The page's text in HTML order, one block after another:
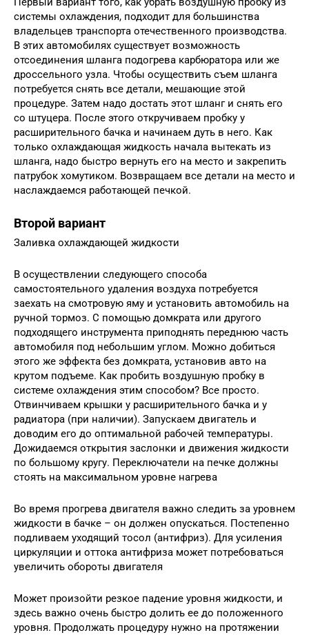
системы охлаждения, подходит для большинства
владельцев транспорта отечественного производства.
В этих автомобилях существует возможность
отсоединения шланга подогрева карбюратора или же
дроссельного узла. Чтобы осуществить съем шланга
потребуется снять все детали, мешающие этой
процедуре. Затем надо достать этот шланг и снять его
со штуцера. После этого откручиваем пробку у
расширительного бачка и начинаем дуть в него. Как
только охлаждающая жидкость начала вытекать из
шланга, надо быстро вернуть его на место и закрепить
патрубок хомутиком. Возвращаем все детали на место и
наслаждаемся работающей печкой.
Второй вариант
Заливка охлаждающей жидкости
В осуществлении следующего способа
самостоятельного удаления воздуха потребуется
заехать на смотровую яму и установить автомобиль на
ручной тормоз. С помощью домкрата или другого
подходящего инструмента приподнять переднюю часть
автомобиля под небольшим углом. Можно добиться
этого же эффекта без домкрата, установив авто на
крутом подъеме. Как пробить воздушную пробку в
системе охлаждения этим способом? Все просто.
Отвинчиваем крышки у расширительного бачка и у
радиатора (при наличии). Запускаем двигатель и
доводим его до оптимальной рабочей температуры.
Дожидаемся открытия заслонки и движения жидкости
по большому кругу. Переключатели на печке должны
стоять на максимальном уровне нагрева
Во время прогрева двигателя важно следить за уровнем
жидкости в бачке – он должен опускаться. Постепенно
подливаем уходящий тосол (антифриз). Для усиления
циркуляции и оттока антифриза может потребоваться
увеличить обороты двигателя
Может произойти резкое падение уровня жидкости, и
здесь важно очень быстро долить ее до положенного
уровня. Продолжать процедуру нужно на протяжении